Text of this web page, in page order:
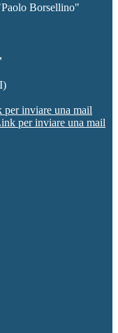
Borsellino"
per inviare una mail
per inviare una mail